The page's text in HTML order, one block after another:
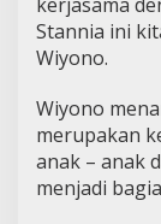
Stannia ini
Wiyono.
Wiyono
merupakan
anak – anak
menjadi